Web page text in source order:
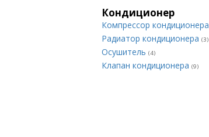
Кондиционер
Компрессор кондиционера
Радиатор кондиционера (3)
Осушитель (4)
Клапан кондиционера (9)